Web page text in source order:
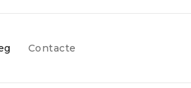
Contacte